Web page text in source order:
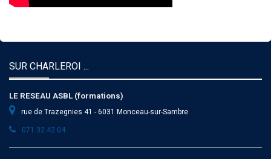
SUR CHARLEROI ...
LE RESEAU ASBL (formations)
rue de Trazegnies 41 - 6031 Monceau-sur-Sambre
071 32.42.04